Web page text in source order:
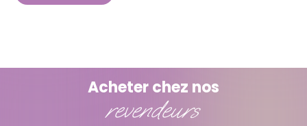
Acheter chez nos
revendeurs